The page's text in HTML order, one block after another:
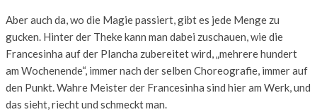
Aber auch da, wo die Magie passiert, gibt es jede Menge zu
gucken. Hinter der Theke kann man dabei zuschauen, wie die
Francesinha auf der Plancha zubereitet wird, „mehrere hundert
am Wochenende“, immer nach der selben Choreografie, immer auf
den Punkt. Wahre Meister der Francesinha sind hier am Werk, und
das sieht, riecht und schmeckt man.